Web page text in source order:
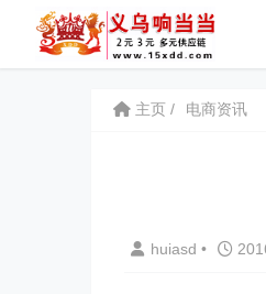
主页 电商资讯
huiasd •